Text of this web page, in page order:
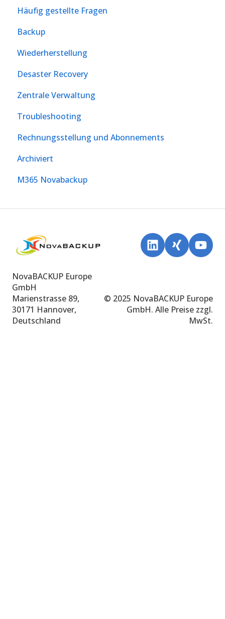
Häufig gestellte Fragen
Backup
Wiederherstellung
Desaster Recovery
Zentrale Verwaltung
Troubleshooting
Rechnungsstellung und Abonnements
Archiviert
M365 Novabackup
NovaBACKUP Europe
GmbH
Marienstrasse 89,
30171 Hannover,
Deutschland
© 2025 NovaBACKUP Europe
GmbH. Alle Preise zzgl.
MwSt.